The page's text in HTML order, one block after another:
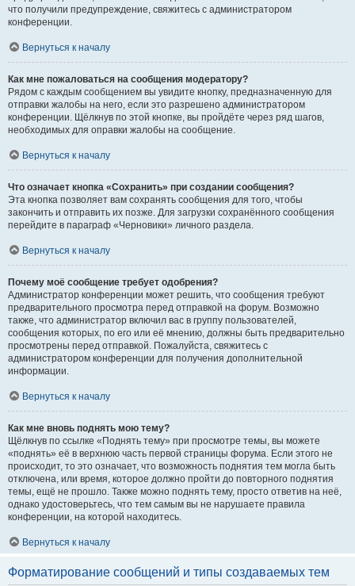
что получили предупреждение, свяжитесь с администратором
конференции.
Вернуться к началу
Как мне пожаловаться на сообщения модератору?
Рядом с каждым сообщением вы увидите кнопку, предназначенную для
отправки жалобы на него, если это разрешено администратором
конференции. Щёлкнув по этой кнопке, вы пройдёте через ряд шагов,
необходимых для оправки жалобы на сообщение.
Вернуться к началу
Что означает кнопка «Сохранить» при создании сообщения?
Эта кнопка позволяет вам сохранять сообщения для того, чтобы
закончить и отправить их позже. Для загрузки сохранённого сообщения
перейдите в параграф «Черновики» личного раздела.
Вернуться к началу
Почему моё сообщение требует одобрения?
Администратор конференции может решить, что сообщения требуют
предварительного просмотра перед отправкой на форум. Возможно
также, что администратор включил вас в группу пользователей,
сообщения которых, по его или её мнению, должны быть предварительно
просмотрены перед отправкой. Пожалуйста, свяжитесь с
администратором конференции для получения дополнительной
информации.
Вернуться к началу
Как мне вновь поднять мою тему?
Щёлкнув по ссылке «Поднять тему» при просмотре темы, вы можете
«поднять» её в верхнюю часть первой страницы форума. Если этого не
происходит, то это означает, что возможность поднятия тем могла быть
отключена, или время, которое должно пройти до повторного поднятия
темы, ещё не прошло. Также можно поднять тему, просто ответив на неё,
однако удостоверьтесь, что тем самым вы не нарушаете правила
конференции, на которой находитесь.
Вернуться к началу
Форматирование сообщений и типы создаваемых тем